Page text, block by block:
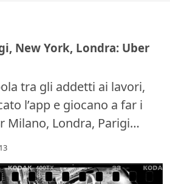
New York, Londra: Uber
tra gli addetti ai lavori,
l’app e giocano a far i
Milano, Londra, Parigi…